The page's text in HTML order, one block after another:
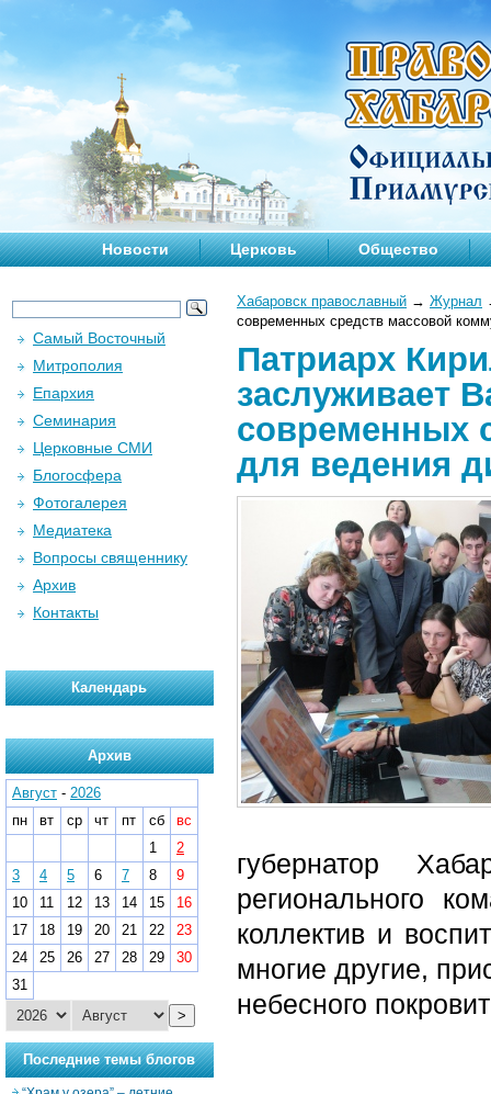
Новости Церковь Общество
Хабаровск православный → Журнал
современных средств массовой
Патриарх
заслуживает
современных
для ведения
губернатор
регионального
коллектив и
многие другие,
небесного
Самый Восточный
Митрополия
Епархия
Семинария
Церковные СМИ
Блогосфера
Фотогалерея
Медиатека
Вопросы священнику
Архив
Контакты
Календарь
Архив
Август - 2026
пн
вт ср чт пт сб
вс
1
2
3
4 5 6 7 8
9
10
11 12 13 14 15
16
17
18 19 20 21 22
23
24
25 26 27 28 29
30
31
>
Последние темы блогов